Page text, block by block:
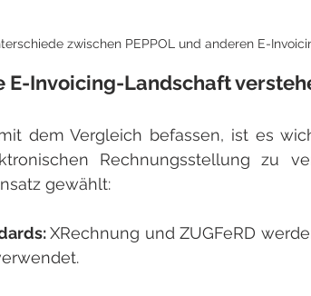
zwischen PEPPOL und anderen E-
E-Invoicing-Landschaft
dem Vergleich befassen, ist es
Rechnungsstellung zu
gewählt:
XRechnung und ZUGFeRD